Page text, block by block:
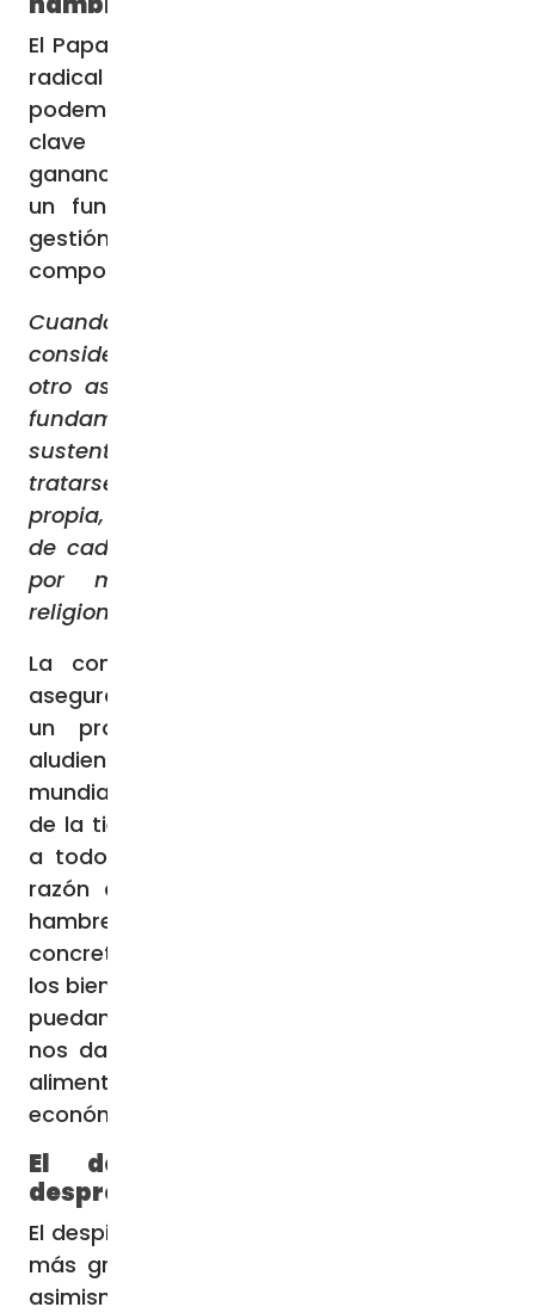
El Papa reclama la urgencia “de un cambio
radical de paradigma, porque ya no
podemos limitarnos a leer la realidad en
clave económica o de insaciable
ganancia”. La alimentación – dice – tiene
un fundamento espiritual y su correcta
gestión implica la necesidad de adoptar
comportamientos éticos. Y explica:
Cuando hablamos de alimentos, debemos
considerar el bien que más que cualquier
otro asegura la satisfacción del derecho
fundamental a la vida y base del digno
sustento de cada persona. Por tanto, debe
tratarse respetando la sacralidad que le es
propia, derivada de la sacralidad primaria
de cada persona, y que le es reconocida
por muchas tradiciones, culturas y
religiones.
La comida – pide recordar Francisco-
asegura la vida y nunca puede considerarse
un problema. “No podemos continuar
aludiendo al crecimiento de la población
mundial como la causa de la incapacidad
de la tierra para alimentar suficientemente
a todos, porque en realidad la verdadera
razón que subyace a la proliferación del
hambre en el mundo está en la falta de una
concreta voluntad política de redistribuir
los bienes de la tierra, de manera que todos
puedan disfrutar de lo que la naturaleza
nos da, y en la deplorable destrucción de
alimentos en función del beneficio
económico”.
El despilfarro alimentario, un
desprecio a los esfuerzos de muchos
El despilfarro alimentario, una de las formas
más graves de generar residuos, muestra
asimismo un arrogante desprecio por todo